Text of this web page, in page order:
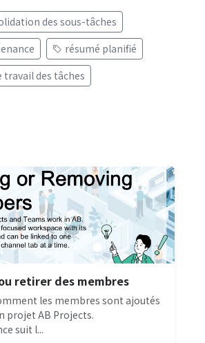
des sous-tâches
résumé planifié
travail des tâches
retirer des membres
les membres sont ajoutés
projet AB Projects.
suit l...